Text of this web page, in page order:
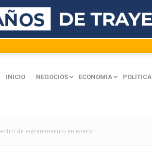
INICIO NEGOCIOS ECONOMÍA POLÍTICA
de entrenamiento en enero